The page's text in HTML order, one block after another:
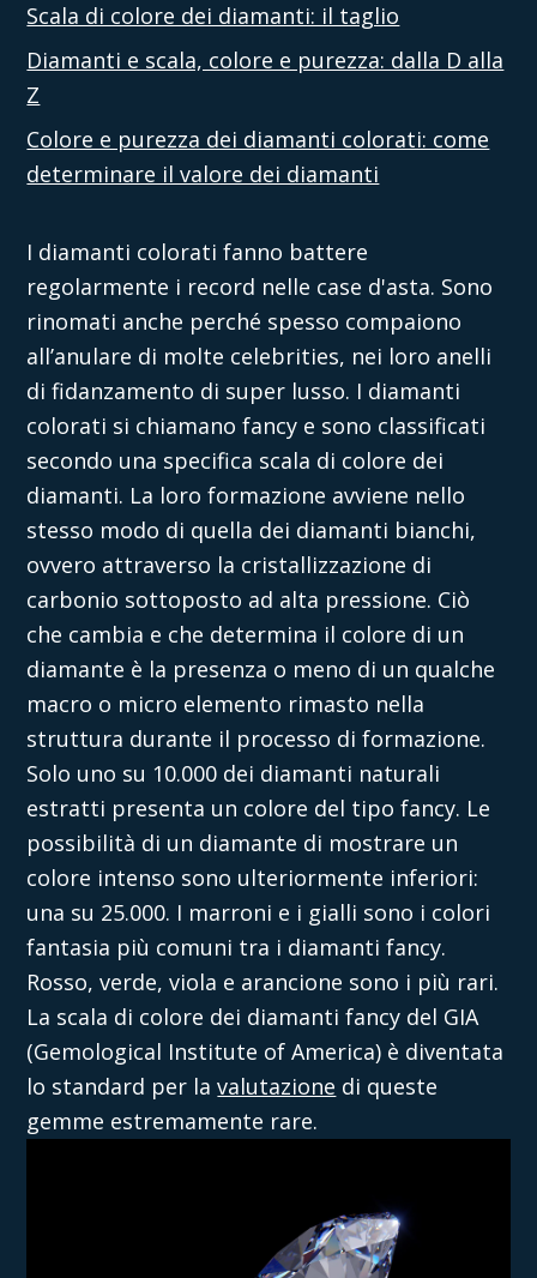
Scala di colore dei diamanti: il taglio
Diamanti e scala, colore e purezza: dalla D alla
Z
Colore e purezza dei diamanti colorati: come
determinare il valore dei diamanti
I diamanti colorati fanno battere
regolarmente i record nelle case d'asta. Sono
rinomati anche perché spesso compaiono
all’anulare di molte celebrities, nei loro anelli
di fidanzamento di super lusso. I diamanti
colorati si chiamano fancy e sono classificati
secondo una specifica scala di colore dei
diamanti. La loro formazione avviene nello
stesso modo di quella dei diamanti bianchi,
ovvero attraverso la cristallizzazione di
carbonio sottoposto ad alta pressione. Ciò
che cambia e che determina il colore di un
diamante è la presenza o meno di un qualche
macro o micro elemento rimasto nella
struttura durante il processo di formazione.
Solo uno su 10.000 dei diamanti naturali
estratti presenta un colore del tipo fancy. Le
possibilità di un diamante di mostrare un
colore intenso sono ulteriormente inferiori:
una su 25.000. I marroni e i gialli sono i colori
fantasia più comuni tra i diamanti fancy.
Rosso, verde, viola e arancione sono i più rari.
La scala di colore dei diamanti fancy del GIA
(Gemological Institute of America) è diventata
lo standard per lavalutazione di queste
gemme estremamente rare.